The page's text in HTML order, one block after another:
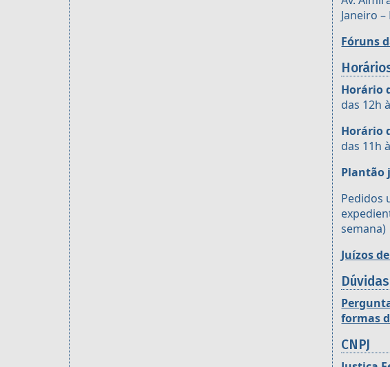
Janeiro –
Fóruns
Horário
das 12h
Horário
das 11h
Plantão
Pedidos
semana)
Juízos
formas
CNPJ